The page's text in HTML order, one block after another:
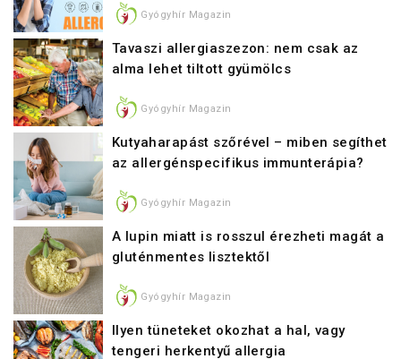
Gyógyhír Magazin
Tavaszi allergiaszezon: nem csak az
alma lehet tiltott gyümölcs
Gyógyhír Magazin
Kutyaharapást szőrével – miben segíthet
az allergénspecifikus immunterápia?
Gyógyhír Magazin
A lupin miatt is rosszul érezheti magát a
gluténmentes lisztektől
Gyógyhír Magazin
Ilyen tüneteket okozhat a hal, vagy
tengeri herkentyű allergia